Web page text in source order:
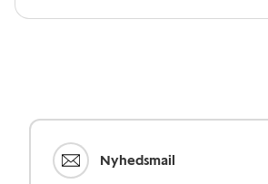
Nyhedsmail